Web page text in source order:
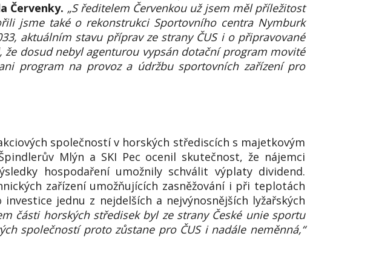
Červenky. „S ředitelem Červenkou už jsem měl příležitost
jsme také o rekonstrukci Sportovního centra Nymburk
aktuálním stavu příprav ze strany ČUS i o připravované
že dosud nebyl agenturou vypsán dotační program movité
program na provoz a údržbu sportovních zařízení pro
společností v horských střediscích s majetkovým
Mlýn a SKI Pec ocenil skutečnost, že nájemci
hospodaření umožnily schválit výplaty dividend.
zařízení umožňujících zasněžování i při teplotách
jednu z nejdelších a nejvýnosnějších lyžařských
části horských středisek byl ze strany České unie sportu
společností proto zůstane pro ČUS i nadále neměnná,“